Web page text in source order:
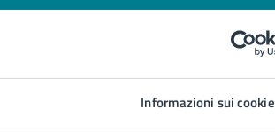
Informazioni sui cookie
su questa